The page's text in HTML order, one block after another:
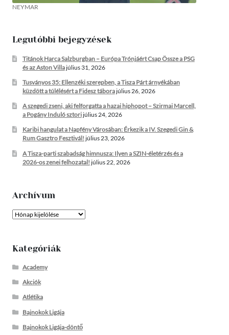
NEYMAR
Legutóbbi bejegyzések
Titánok Harca Salzburgban – Európa Trónjáért Csap Össze a PSG
és az Aston Villajúlius 31, 2026
Tusványos 35: Ellenzéki szerepben, a Tisza Párt árnyékában
küzdött a túlélésért a Fidesz táborajúlius 26, 2026
A szegedi zseni, aki felforgatta a hazai hiphopot – Szirmai Marcell,
a Pogány Induló sztorijúlius 24, 2026
Karibi hangulat a Napfény Városában: Érkezik a IV. Szegedi Gin &
Rum Gasztro Fesztivál! július 23, 2026
A Tisza-parti szabadság himnusza: Ilyen a SZIN-életérzés és a
2026-os zenei felhozatal! július 22, 2026
Archívum
Archívum
Kategóriák
Academy
Akciók
Atlétika
Bajnokok Ligája
Bajnokok Ligája-döntő